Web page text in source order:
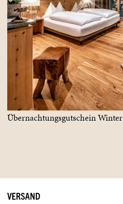
Übernachtungsgutschein Winter
VERSAND